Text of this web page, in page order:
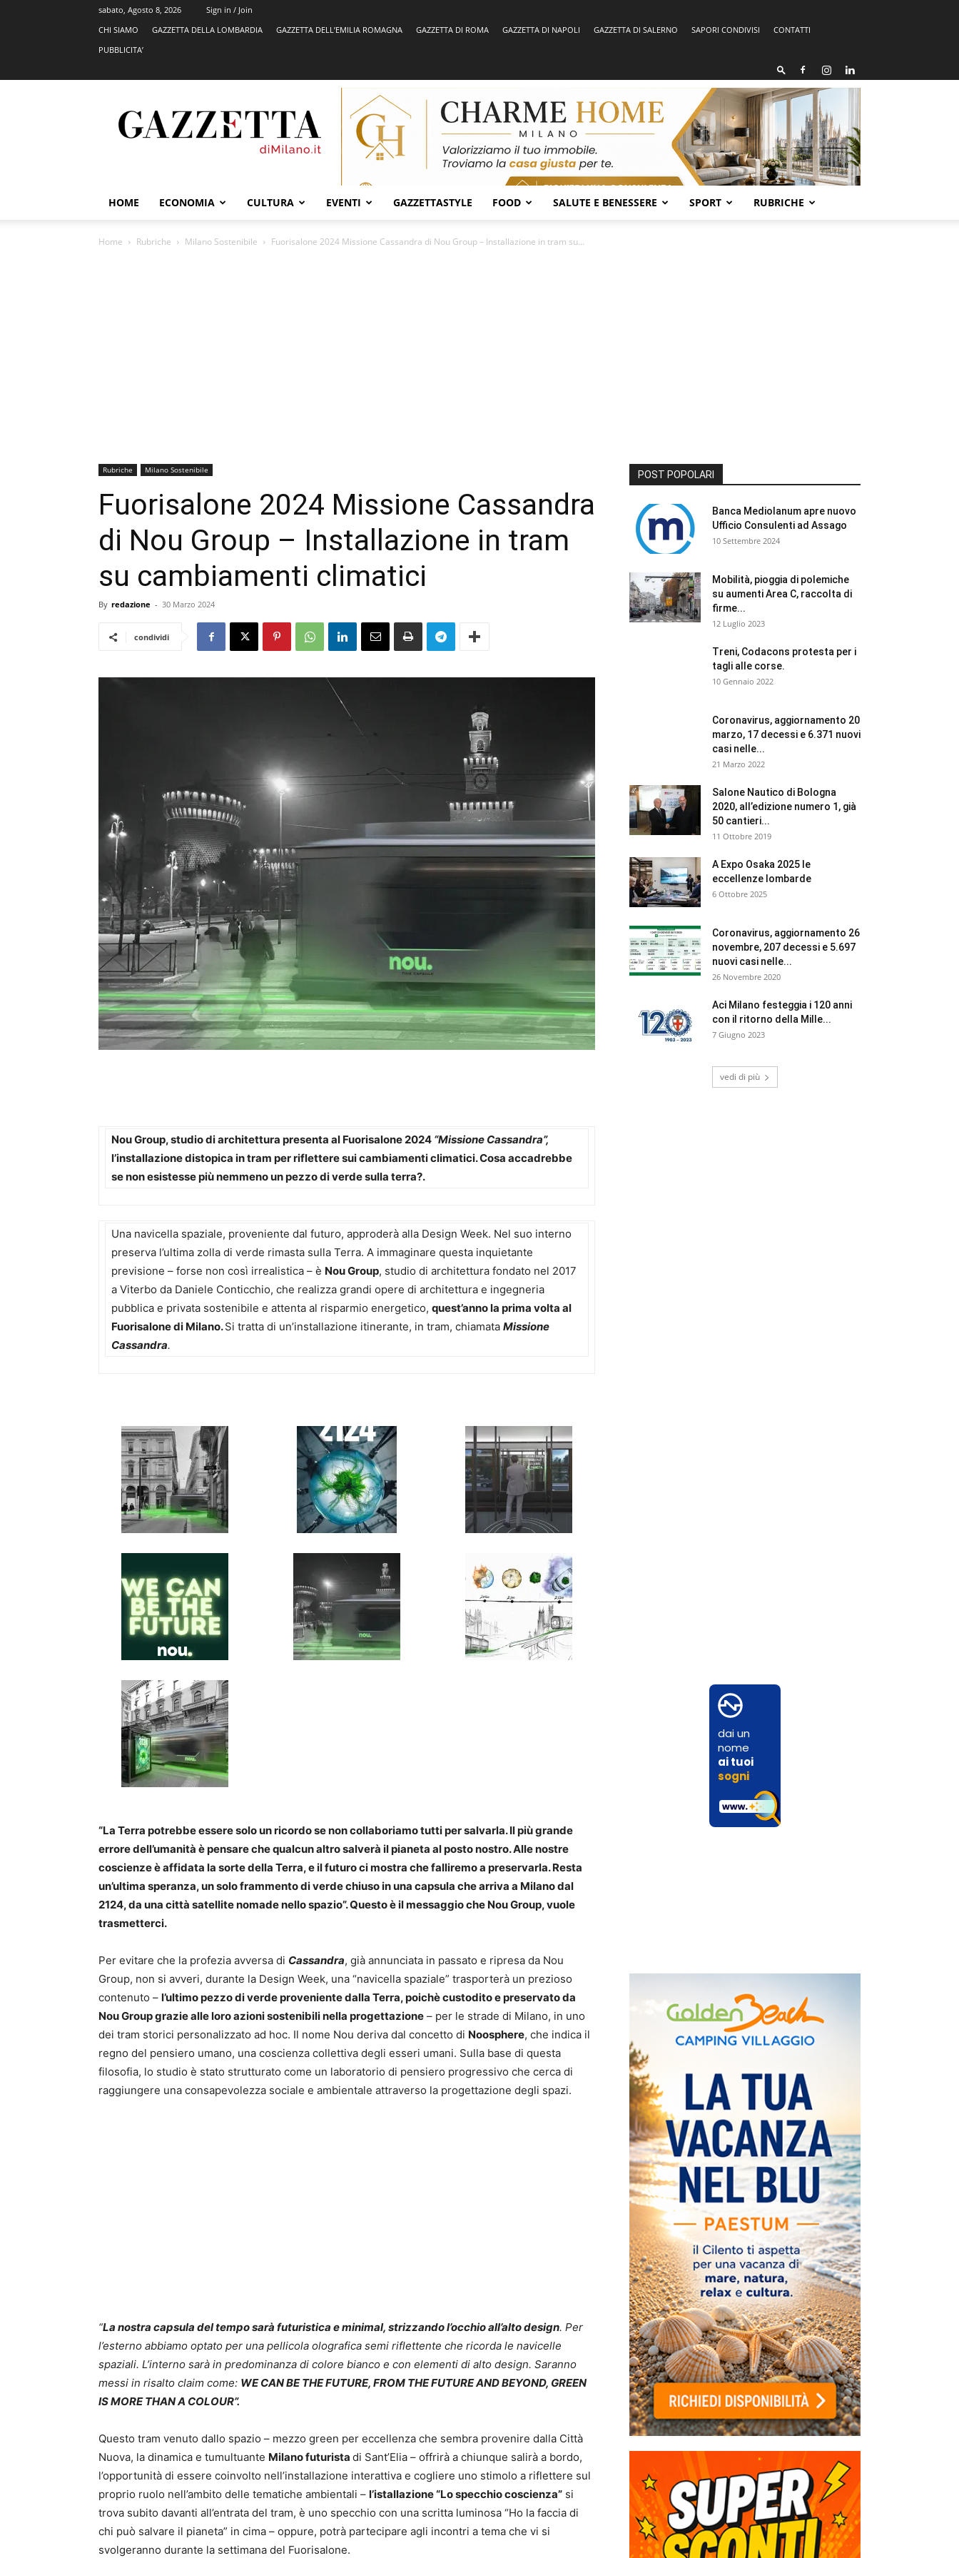
sabato, Agosto 8, 2026
Sign in / Join
CHI SIAMO
GAZZETTA DELLA LOMBARDIA GAZZETTA DELL’EMILIA ROMAGNA GAZZETTA DI ROMA GAZZETTA DI NAPOLI GAZZETTA DI SALERNO SAPORI CONDIVISI
CONTATTI
PUBBLICITA’
HOME ECONOMIA CULTURA EVENTI GAZZETTASTYLE FOOD SALUTE E BENESSERE SPORT RUBRICHE
Home Rubriche Milano Sostenibile Fuorisalone 2024 Missione Cassandra di Nou Group – Installazione in tram su...
Rubriche Milano Sostenibile
Fuorisalone 2024 Missione Cassandra
di Nou Group – Installazione in tram
su cambiamenti climatici
By redazione - 30 Marzo 2024
condividi
Nou Group, studio di architettura presenta al Fuorisalone 2024 “Missione Cassandra”,
l’installazione distopica in tram per riflettere sui cambiamenti climatici. Cosa accadrebbe
se non esistesse più nemmeno un pezzo di verde sulla terra?.
Una navicella spaziale, proveniente dal futuro, approderà alla Design Week. Nel suo interno
preserva l’ultima zolla di verde rimasta sulla Terra. A immaginare questa inquietante
previsione – forse non così irrealistica – è Nou Group, studio di architettura fondato nel 2017
a Viterbo da Daniele Conticchio, che realizza grandi opere di architettura e ingegneria
pubblica e privata sostenibile e attenta al risparmio energetico, quest’anno la prima volta al
Fuorisalone di Milano.Si tratta di un’installazione itinerante, in tram, chiamata Missione
Cassandra.
“La Terra potrebbe essere solo un ricordo se non collaboriamo tutti per salvarla. Il più grande
errore dell’umanità è pensare che qualcun altro salverà il pianeta al posto nostro. Alle nostre
coscienze è affidata la sorte della Terra, e il futuro ci mostra che falliremo a preservarla. Resta
un’ultima speranza, un solo frammento di verde chiuso in una capsula che arriva a Milano dal
2124, da una città satellite nomade nello spazio”. Questo è il messaggio che Nou Group, vuole
trasmetterci.
Per evitare che la profezia avversa di Cassandra, già annunciata in passato e ripresa da Nou
Group, non si avveri, durante la Design Week, una “navicella spaziale” trasporterà un prezioso
contenuto – l’ultimo pezzo di verde proveniente dalla Terra, poichè custodito e preservato da
Nou Group grazie alle loro azioni sostenibili nella progettazione – per le strade di Milano, in uno
dei tram storici personalizzato ad hoc. Il nome Nou deriva dal concetto di Noosphere, che indica il
regno del pensiero umano, una coscienza collettiva degli esseri umani. Sulla base di questa
filosofia, lo studio è stato strutturato come un laboratorio di pensiero progressivo che cerca di
raggiungere una consapevolezza sociale e ambientale attraverso la progettazione degli spazi.
“La nostra capsula del tempo sarà futuristica e minimal, strizzando l’occhio all’alto design. Per
l’esterno abbiamo optato per una pellicola olografica semi riflettente che ricorda le navicelle
spaziali. L’interno sarà in predominanza di colore bianco e con elementi di alto design. Saranno
messi in risalto claim come: WE CAN BE THE FUTURE, FROM THE FUTURE AND BEYOND, GREEN
IS MORE THAN A COLOUR”.
Questo tram venuto dallo spazio – mezzo green per eccellenza che sembra provenire dalla Città
Nuova, la dinamica e tumultuante Milano futurista di Sant’Elia – offrirà a chiunque salirà a bordo,
l’opportunità di essere coinvolto nell’installazione interattiva e cogliere uno stimolo a riflettere sul
proprio ruolo nell’ambito delle tematiche ambientali – l’istallazione “Lo specchio coscienza” si
trova subito davanti all’entrata del tram, è uno specchio con una scritta luminosa “Ho la faccia di
chi può salvare il pianeta” in cima – oppure, potrà partecipare agli incontri a tema che vi si
svolgeranno durante la settimana del Fuorisalone.
POST POPOLARI
Banca Mediolanum apre nuovo
Ufficio Consulenti ad Assago
10 Settembre 2024
Mobilità, pioggia di polemiche
su aumenti Area C, raccolta di
firme...
12 Luglio 2023
Treni, Codacons protesta per i
tagli alle corse.
10 Gennaio 2022
Coronavirus, aggiornamento 20
marzo, 17 decessi e 6.371 nuovi
casi nelle...
21 Marzo 2022
Salone Nautico di Bologna
2020, all’edizione numero 1, già
50 cantieri...
11 Ottobre 2019
A Expo Osaka 2025 le
eccellenze lombarde
6 Ottobre 2025
Coronavirus, aggiornamento 26
novembre, 207 decessi e 5.697
nuovi casi nelle...
26 Novembre 2020
Aci Milano festeggia i 120 anni
con il ritorno della Mille...
7 Giugno 2023
vedi di più